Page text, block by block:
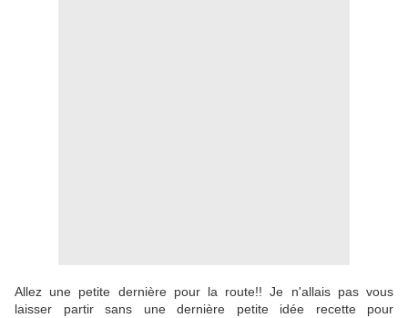
Allez une petite dernière pour la route!! Je n'allais pas vous
laisser partir sans une dernière petite idée recette pour